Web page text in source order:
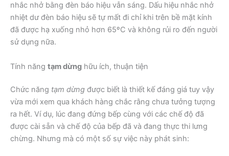
nhắc nhở bằng đèn báo hiệu vẫn sáng. Dấu hiệu nhắc nhở
nhiệt dư đèn báo hiệu sẽ tự mất đi chỉ khi trên bề mặt kính
đã được hạ xuống nhỏ hơn 65ºC và không rủi ro đến người
sử dụng nữa.
Tính năng tạm dừng hữu ích, thuận tiện
Chức năng tạm dừng được biết là thiết kế đáng giá tuy vậy
vừa mới xem qua khách hàng chắc rằng chưa tưởng tượng
ra hết. Ví dụ, lúc đang đứng bếp cùng với các chế độ đã
được cài sẵn và chế độ của bếp đã và đang thực thi lưng
chừng. Nhưng mà có một số sự việc này phát sinh: